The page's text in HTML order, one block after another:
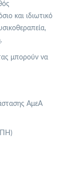
και ιδιωτικό
μπορούν να
ΑμεΑ